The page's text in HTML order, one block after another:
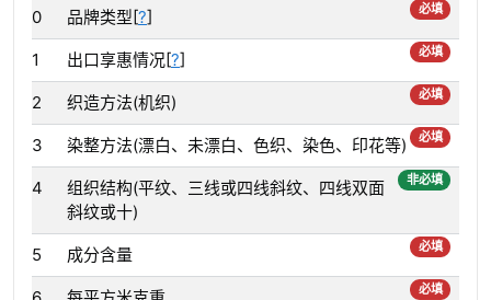
0 品牌类型[?] 必填
1 出口享惠情况[?] 必填
2 织造方法(机织) 必填
3 染整方法(漂白、未漂白、色织、染色、印花等) 必填
4
组织结构(平纹、三线或四线斜纹、四线双面
斜纹或十)
非必填
5 成分含量 必填
必填